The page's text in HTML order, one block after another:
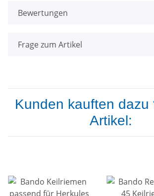
Bewertungen
Frage zum Artikel
Kunden kauften dazu
Artikel: